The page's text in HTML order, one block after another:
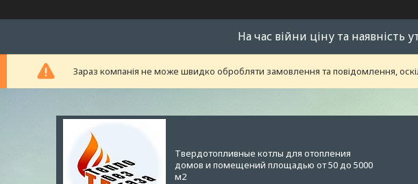
На час війни ціну та наявність
Зараз компанія не може швидко обробляти замовлення та повідомлення,
Твердотопливные котлы для отопления
домов и помещений площадью от 50 до 5000
м2